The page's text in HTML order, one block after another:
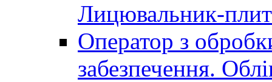
Лицювальник-
Оператор з
забезпечення.